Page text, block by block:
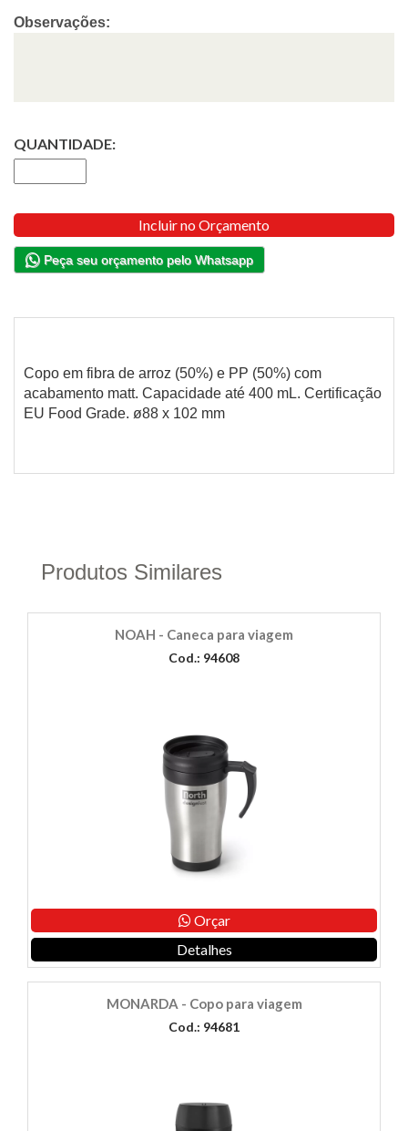
Observações:
QUANTIDADE:
Incluir no Orçamento
Peça seu orçamento pelo Whatsapp
Copo em fibra de arroz (50%) e PP (50%) com
acabamento matt. Capacidade até 400 mL. Certificação
EU Food Grade. ø88 x 102 mm
Produtos Similares
NOAH - Caneca para viagem
Cod.: 94608
Orçar
Detalhes
MONARDA - Copo para viagem
Cod.: 94681